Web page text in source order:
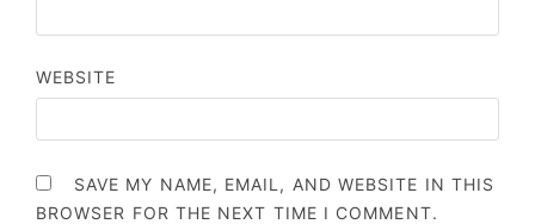
WEBSITE
SAVE MY NAME, EMAIL, AND WEBSITE IN THIS
BROWSER FOR THE NEXT TIME I COMMENT.